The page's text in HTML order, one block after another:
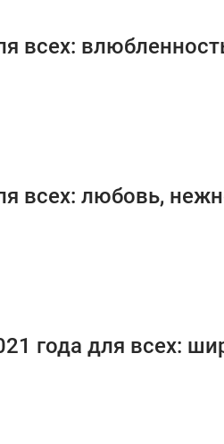
всех:
всех: любовь,
года для всех: